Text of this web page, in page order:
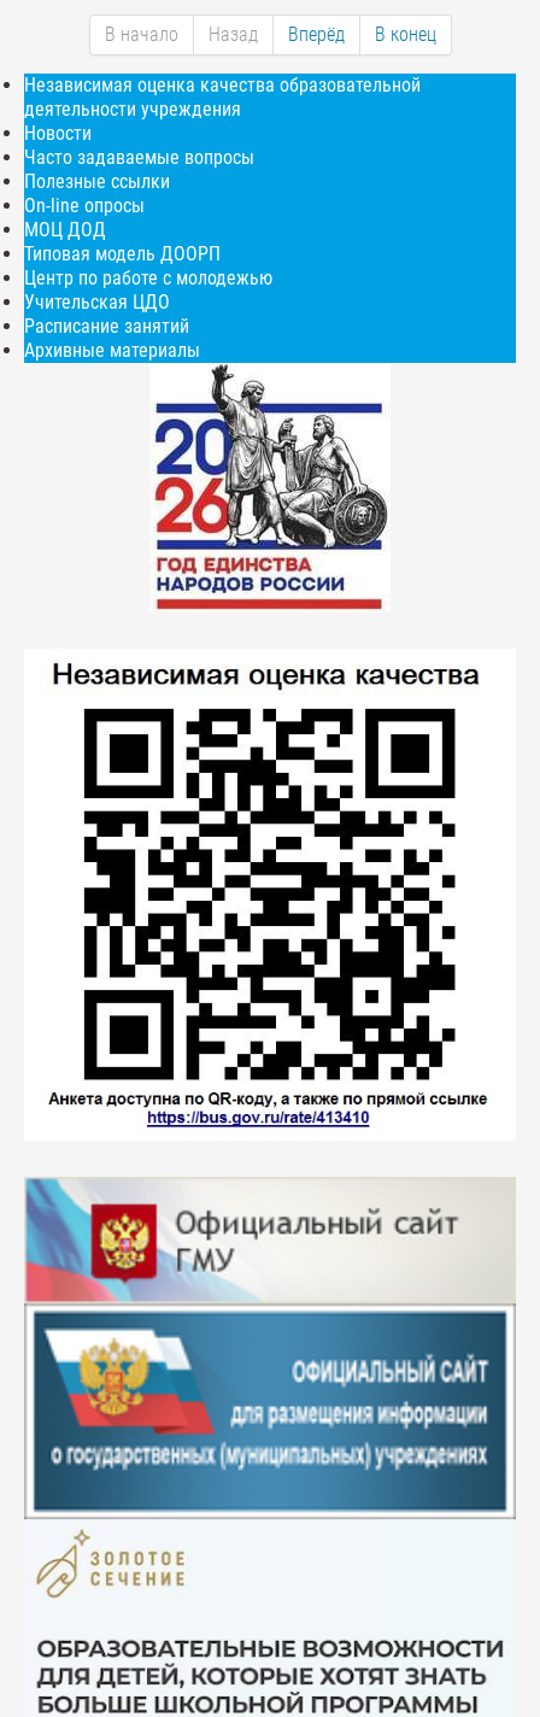
В начало Назад Вперёд В конец
Независимая оценка качества образовательной
деятельности учреждения
Новости
Часто задаваемые вопросы
Полезные ссылки
On-line опросы
МОЦ ДОД
Типовая модель ДООРП
Центр по работе с молодежью
Учительская ЦДО
Расписание занятий
Архивные материалы